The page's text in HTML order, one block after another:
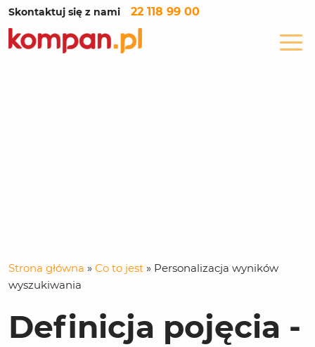
Skontaktuj się z nami 22 118 99 00
Strona główna » Co to jest » Personalizacja wyników
wyszukiwania
Definicja pojęcia -